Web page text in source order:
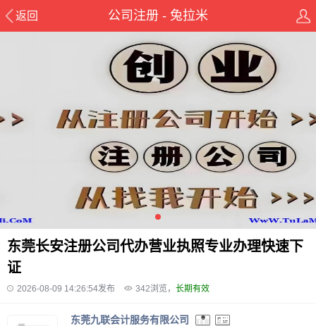
返回 公司注册 - 兔拉米
东莞长安注册公司代办营业执照专业办理快速下
证
2026-08-09 14:26:54发布 342浏览， 长期有效
东莞九联会计服务有限公司